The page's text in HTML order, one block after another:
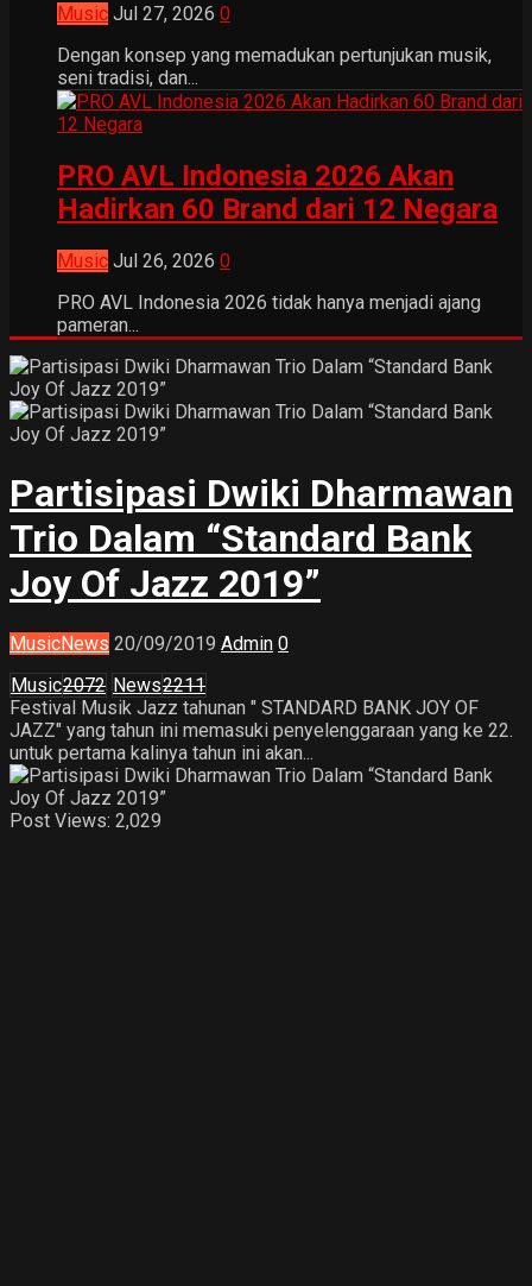
Music Jul 27, 2026 0
Dengan konsep yang memadukan pertunjukan musik,
seni tradisi, dan...
PRO AVL Indonesia 2026 Akan
Hadirkan 60 Brand dari 12 Negara
Music Jul 26, 2026 0
PRO AVL Indonesia 2026 tidak hanya menjadi ajang
pameran...
Partisipasi Dwiki Dharmawan
Trio Dalam “Standard Bank
Joy Of Jazz 2019”
MusicNews 20/09/2019 Admin 0
Music2072 News2211
Festival Musik Jazz tahunan " STANDARD BANK JOY OF
JAZZ" yang tahun ini memasuki penyelenggaraan yang ke 22.
untuk pertama kalinya tahun ini akan...
Post Views: 2,029